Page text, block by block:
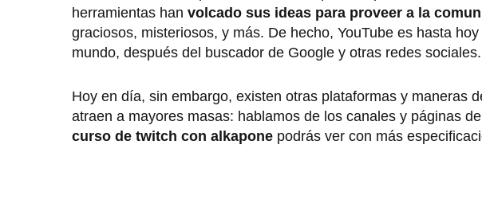
herramientas han volcado sus ideas para proveer a la
graciosos, misteriosos, y más. De hecho, YouTube es hasta
mundo, después del buscador de Google y otras redes sociales.
Hoy en día, sin embargo, existen otras plataformas y maneras
atraen a mayores masas: hablamos de los canales y páginas
curso de twitch con alkapone podrás ver con más